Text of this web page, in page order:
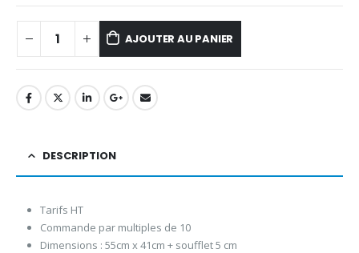
AJOUTER AU PANIER
DESCRIPTION
Tarifs HT
Commande par multiples de 10
Dimensions : 55cm x 41cm + soufflet 5 cm